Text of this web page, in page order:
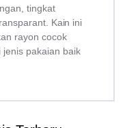
tingkat
Kain ini
rayon cocok
pakaian baik